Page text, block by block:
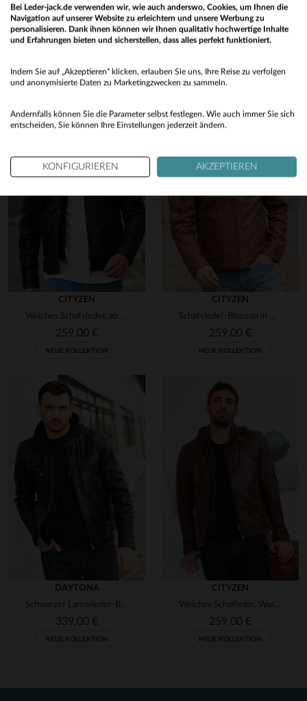
Entdecken Sie diese ähnlichen Produkte, die für Sie ausgewählt
wurden
CITYZEN
Weiches Schafsleder, abnehmbare Kapuze - ideal für jeden Anlass.
259,00 €
NEUE KOLLEKTION
CITYZEN
Schafsleder-Blouson in Cognac mit abnehmbarer Kapuze und Biker-Kragen.
259,00 €
NEUE KOLLEKTION
DAYTONA
Schwarzer Lammleder-Blouson glänzend slimfit mit abnehmbarer Kapuze.
339,00 €
NEUE KOLLEKTION
CITYZEN
Weiches Schafleder, Waschoptik, abnehmbare Kapuze - zeitloser Stil.
259,00 €
NEUE KOLLEKTION
No
Yes
Bei Leder-jack.de verwenden wir, wie auch anderswo, Cookies, um Ihnen die
Navigation auf unserer Website zu erleichtern und unsere Werbung zu
personalisieren. Dank ihnen können wir Ihnen qualitativ hochwertige Inhalte
und Erfahrungen bieten und sicherstellen, dass alles perfekt funktioniert.
Indem Sie auf „Akzeptieren“ klicken, erlauben Sie uns, Ihre Reise zu verfolgen
und anonymisierte Daten zu Marketingzwecken zu sammeln.
Andernfalls können Sie die Parameter selbst festlegen. Wie auch immer Sie sich
entscheiden, Sie können Ihre Einstellungen jederzeit ändern.
KONFIGURIEREN AKZEPTIEREN